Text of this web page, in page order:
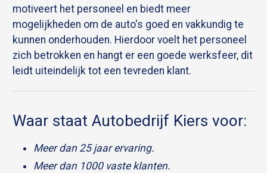
motiveert het personeel en biedt meer
mogelijkheden om de auto's goed en vakkundig te
kunnen onderhouden. Hierdoor voelt het personeel
zich betrokken en hangt er een goede werksfeer, dit
leidt uiteindelijk tot een tevreden klant.
Waar staat Autobedrijf Kiers voor:
Meer dan 25 jaar ervaring.
Meer dan 1000 vaste klanten.